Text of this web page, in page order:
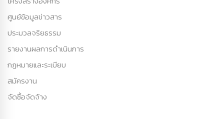
ศูนย์ข้อมูลข่าวสาร
ประมวลจริยธรรม
รายงานผลการดำเนินการ
กฏหมายและระเบียบ
สมัครงาน
จัดซื้อจัดจ้าง